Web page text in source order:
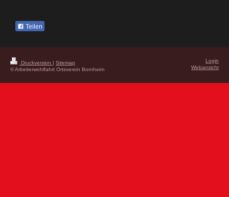
Teilen
Druckversion | Sitemap
© Arbeiterwohlfahrt Ortsverein Bornheim
Login
Webansicht